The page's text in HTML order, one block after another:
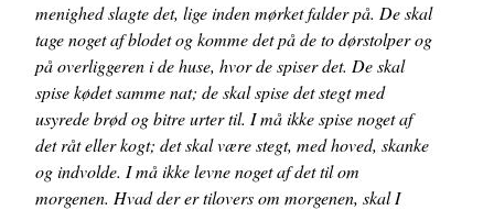
menighed slagte det, lige inden mørket falder på. De skal
tage noget af blodet og komme det på de to dørstolper og
på overliggeren i de huse, hvor de spiser det. De skal
spise kødet samme nat; de skal spise det stegt med
usyrede brød og bitre urter til. I må ikke spise noget af
det råt eller kogt; det skal være stegt, med hoved, skanke
og indvolde. I må ikke levne noget af det til om
morgenen. Hvad der er tilovers om morgenen, skal I